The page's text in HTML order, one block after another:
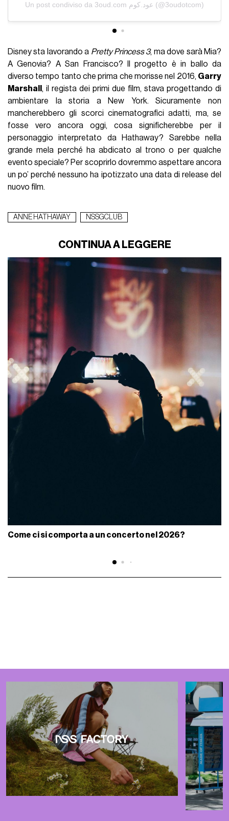
Un post condiviso da 3oud.com عود.كوم (@3oudotcom)
Disney sta lavorando a Pretty Princess 3, ma dove sarà Mia?
A Genovia? A San Francisco? Il progetto è in ballo da
diverso tempo tanto che prima che morisse nel 2016, Garry
Marshall, il regista dei primi due film, stava progettando di
ambientare la storia a New York. Sicuramente non
mancherebbero gli scorci cinematografici adatti, ma, se
fosse vero ancora oggi, cosa significherebbe per il
personaggio interpretato da Hathaway? Sarebbe nella
grande mela perché ha abdicato al trono o per qualche
evento speciale? Per scoprirlo dovremmo aspettare ancora
un po’ perché nessuno ha ipotizzato una data di release del
nuovo film.
ANNE HATHAWAY NSSGCLUB
CONTINUA A LEGGERE
Come ci si comporta a un concerto nel 2026?